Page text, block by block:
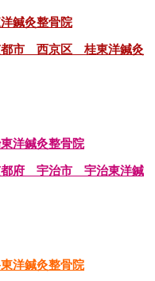
鍼灸整骨院
市 西京区 桂東洋鍼灸
洋鍼灸整骨院
府 宇治市 宇治東洋鍼
洋鍼灸整骨院